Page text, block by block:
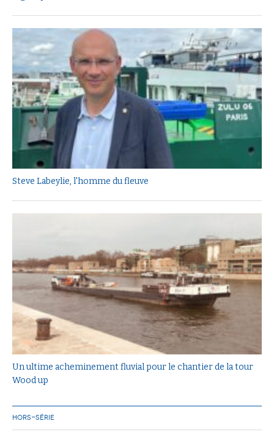
Steve Labeylie, l'homme du fleuve
Un ultime acheminement fluvial pour le chantier de la tour
Wood up
HORS-SÉRIE